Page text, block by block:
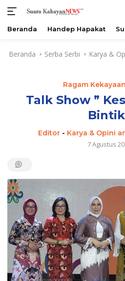
Beranda Handep Hapakat
Beranda Serba Serbi Karya &
Ragam
Talk Show ”
Editor- Karya & Opini
7 Agustus